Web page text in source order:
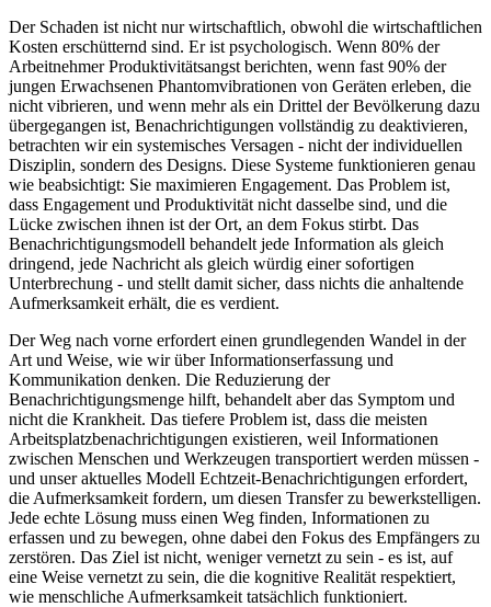
Der Schaden ist nicht nur wirtschaftlich, obwohl die wirtschaftlichen
Kosten erschütternd sind. Er ist psychologisch. Wenn 80% der
Arbeitnehmer Produktivitätsangst berichten, wenn fast 90% der
jungen Erwachsenen Phantomvibrationen von Geräten erleben, die
nicht vibrieren, und wenn mehr als ein Drittel der Bevölkerung dazu
übergegangen ist, Benachrichtigungen vollständig zu deaktivieren,
betrachten wir ein systemisches Versagen - nicht der individuellen
Disziplin, sondern des Designs. Diese Systeme funktionieren genau
wie beabsichtigt: Sie maximieren Engagement. Das Problem ist,
dass Engagement und Produktivität nicht dasselbe sind, und die
Lücke zwischen ihnen ist der Ort, an dem Fokus stirbt. Das
Benachrichtigungsmodell behandelt jede Information als gleich
dringend, jede Nachricht als gleich würdig einer sofortigen
Unterbrechung - und stellt damit sicher, dass nichts die anhaltende
Aufmerksamkeit erhält, die es verdient.
Der Weg nach vorne erfordert einen grundlegenden Wandel in der
Art und Weise, wie wir über Informationserfassung und
Kommunikation denken. Die Reduzierung der
Benachrichtigungsmenge hilft, behandelt aber das Symptom und
nicht die Krankheit. Das tiefere Problem ist, dass die meisten
Arbeitsplatzbenachrichtigungen existieren, weil Informationen
zwischen Menschen und Werkzeugen transportiert werden müssen -
und unser aktuelles Modell Echtzeit-Benachrichtigungen erfordert,
die Aufmerksamkeit fordern, um diesen Transfer zu bewerkstelligen.
Jede echte Lösung muss einen Weg finden, Informationen zu
erfassen und zu bewegen, ohne dabei den Fokus des Empfängers zu
zerstören. Das Ziel ist nicht, weniger vernetzt zu sein - es ist, auf
eine Weise vernetzt zu sein, die die kognitive Realität respektiert,
wie menschliche Aufmerksamkeit tatsächlich funktioniert.